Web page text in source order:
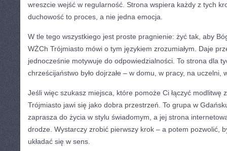
wreszcie wejść w regularność. Strona wspiera każdy z tych
duchowość to proces, a nie jedna emocja.
W tle tego wszystkiego jest proste pragnienie: żyć tak, aby
WŻCh Trójmiasto mówi o tym językiem zrozumiałym. Daje
jednocześnie motywuje do odpowiedzialności. To strona dla
chrześcijaństwo było dojrzałe – w domu, w pracy, na uczelni,
Jeśli więc szukasz miejsca, które pomoże Ci łączyć modlitwę
Trójmiasto jawi się jako dobra przestrzeń. To grupa w
zaprasza do życia w stylu świadomym, a jej strona
drodze. Wystarczy zrobić pierwszy krok – a potem pozwolić,
układać się w sens.